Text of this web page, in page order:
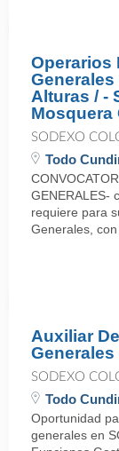
Operarios
Generales
Alturas / -
Mosquera
SODEXO
Todo
GENERALES-
requiere para
Generales, con
Auxiliar
SODEXO
Todo
Oportunidad
generales en